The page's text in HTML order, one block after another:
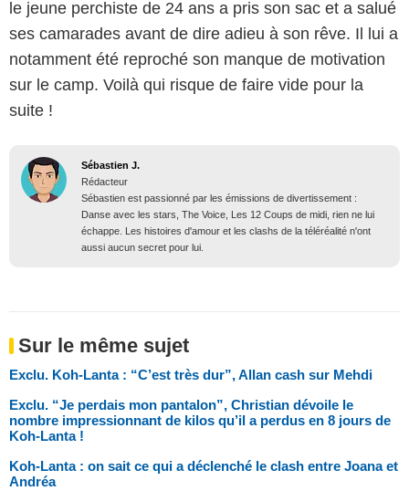
le jeune perchiste de 24 ans a pris son sac et a salué
ses camarades avant de dire adieu à son rêve. Il lui a
notamment été reproché son manque de motivation
sur le camp. Voilà qui risque de faire vide pour la
suite !
Sébastien J.
Rédacteur
Sébastien est passionné par les émissions de divertissement :
Danse avec les stars, The Voice, Les 12 Coups de midi, rien ne lui
échappe. Les histoires d'amour et les clashs de la téléréalité n'ont
aussi aucun secret pour lui.
Sur le même sujet
Exclu. Koh-Lanta : “C’est très dur”, Allan cash sur Mehdi
Exclu. “Je perdais mon pantalon”, Christian dévoile le
nombre impressionnant de kilos qu’il a perdus en 8 jours de
Koh-Lanta !
Koh-Lanta : on sait ce qui a déclenché le clash entre Joana et
Andréa